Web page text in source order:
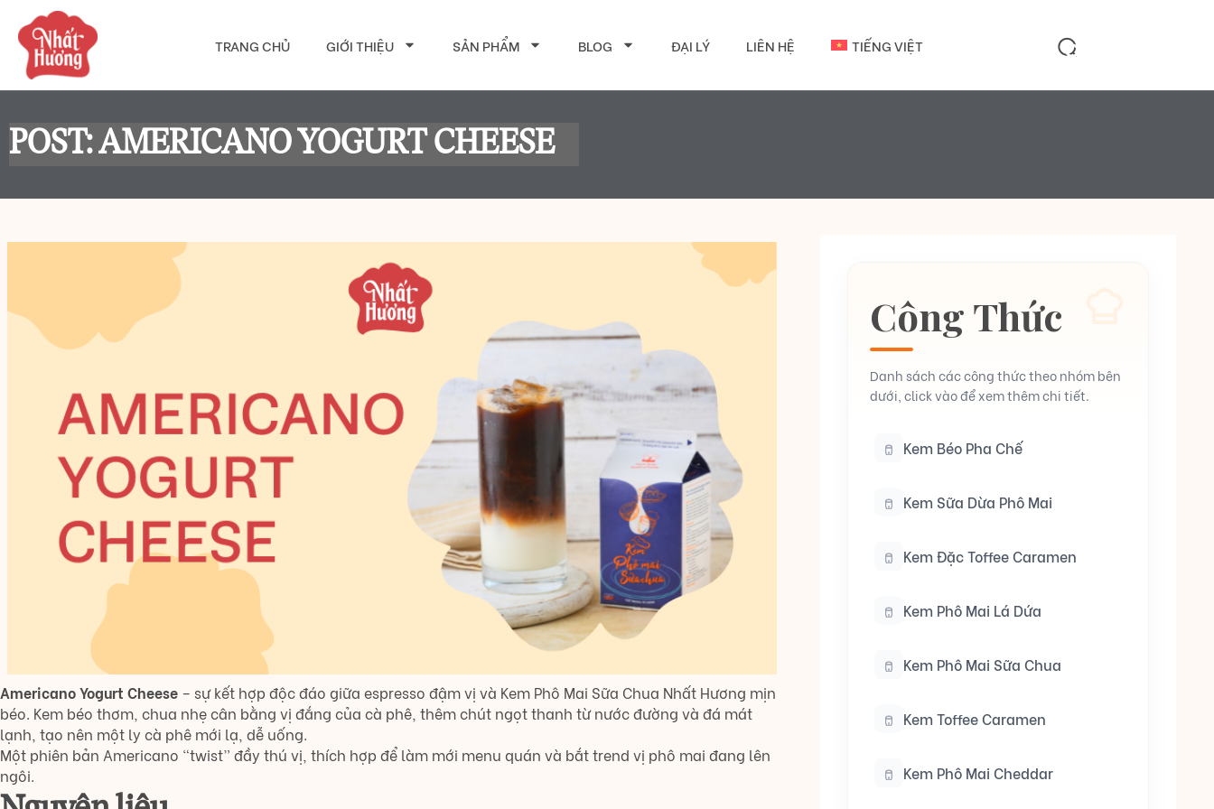
TRANG CHỦ GIỚI THIỆU SẢN PHẨM BLOG ĐẠI LÝ LIÊN HỆ TIẾNG VIỆT
POST: AMERICANO YOGURT CHEESE
Americano Yogurt Cheese – sự kết hợp độc đáo giữa espresso đậm vị và Kem Phô Mai Sữa Chua Nhất Hương mịn
béo. Kem béo thơm, chua nhẹ cân bằng vị đắng của cà phê, thêm chút ngọt thanh từ nước đường và đá mát
lạnh, tạo nên một ly cà phê mới lạ, dễ uống.
Một phiên bản Americano “twist” đầy thú vị, thích hợp để làm mới menu quán và bắt trend vị phô mai đang lên
ngôi.
Công Thức
Danh sách các công thức theo nhóm bên
dưới, click vào để xem thêm chi tiết.
Kem Béo Pha Chế
Kem Sữa Dừa Phô Mai
Kem Đặc Toffee Caramen
Kem Phô Mai Lá Dứa
Kem Phô Mai Sữa Chua
Kem Toffee Caramen
Kem Phô Mai Cheddar